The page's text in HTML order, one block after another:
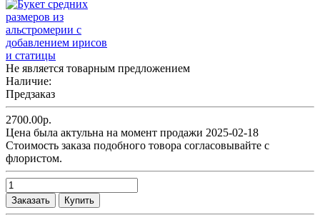
Не является товарным предложением
Наличие:
Предзаказ
2700.00р.
Цена была актульна на момент продажи 2025-02-18
Cтоимость заказа подобного товора согласовывайте с
флористом.
Заказать Купить